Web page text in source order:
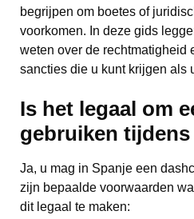
begrijpen om boetes of
voorkomen. In deze gids
weten over de rechtmatigheid
sancties die u kunt krijgen als
Is het legaal om
gebruiken
Ja, u mag in Spanje een
zijn bepaalde voorwaarden
dit legaal te maken: